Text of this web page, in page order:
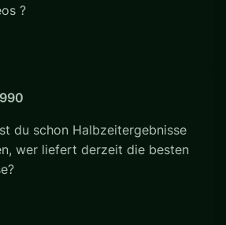
?
du schon Halbzeitergebnisse
wer liefert derzeit die besten